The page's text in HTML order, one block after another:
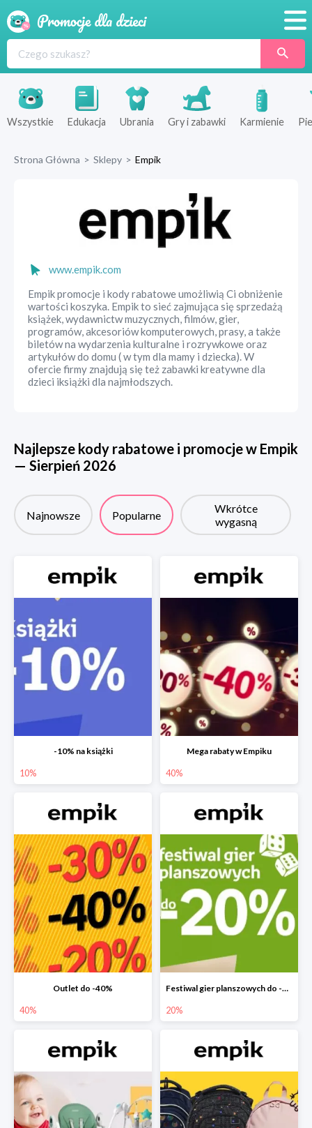
Produkty
Sklepy
Wszystkie Edukacja Ubrania Gry i zabawki Karmienie
Strona Główna > Sklepy > Empik
www.empik.com
Empik promocje i kody rabatowe umożliwią Ci obniżenie
wartości koszyka. Empik to sieć zajmująca się sprzedażą
książek, wydawnictw muzycznych, filmów, gier,
programów, akcesoriów komputerowych, prasy, a także
biletów na wydarzenia kulturalne i rozrywkowe oraz
artykułów do domu ( w tym dla mamy i dziecka). W
ofercie firmy znajdują się też zabawki kreatywne dla
dzieci iksiążki dla najmłodszych.
Najlepsze kody rabatowe i promocje w Empik
— Sierpień 2026
Najnowsze Popularne
Wkrótce
wygasną
-10% na książki
10%
Mega rabaty w Empiku
40%
Outlet do -40%
40%
Festiwal gier planszowych do -20%
20%